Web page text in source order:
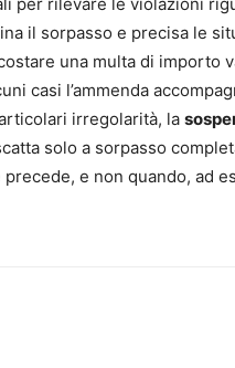
il sorpasso e precisa le
una multa di importo
casi l’ammenda
irregolarità, la
solo a sorpasso
e non quando, ad